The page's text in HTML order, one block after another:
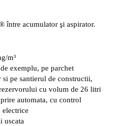
între acumulator şi aspirator.
m³
exemplu, pe parchet
pe santierul de constructii,
cu volum de 26 litri
automata, cu control
uscata